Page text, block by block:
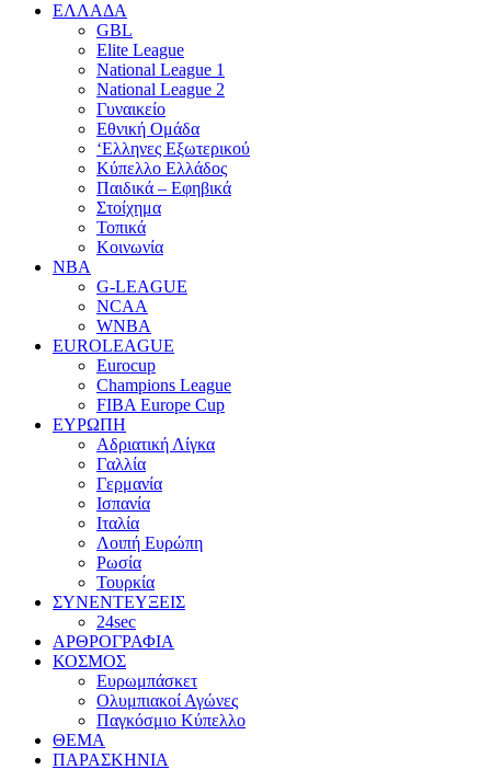
EΛΛΑΔΑ
GBL
Elite League
National League 1
National League 2
Γυναικείο
Εθνική Ομάδα
‘Ελληνες Εξωτερικού
Κύπελλο Ελλάδος
Παιδικά – Εφηβικά
Στοίχημα
Τοπικά
Κοινωνία
NBA
G-LEAGUE
NCAA
WNBA
ΕUROLEAGUE
Eurocup
Champions League
FIBA Europe Cup
ΕΥΡΩΠΗ
Αδριατική Λίγκα
Γαλλία
Γερμανία
Ισπανία
Ιταλία
Λοιπή Ευρώπη
Ρωσία
Τουρκία
ΣΥΝΕΝΤΕΥΞΕΙΣ
24sec
ΑΡΘΡΟΓΡΑΦΙΑ
ΚΟΣΜΟΣ
Ευρωμπάσκετ
Ολυμπιακοί Αγώνες
Παγκόσμιο Κύπελλο
ΘΕΜΑ
ΠΑΡΑΣΚΗΝΙΑ